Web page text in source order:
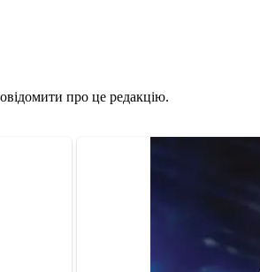
про це редакцію.